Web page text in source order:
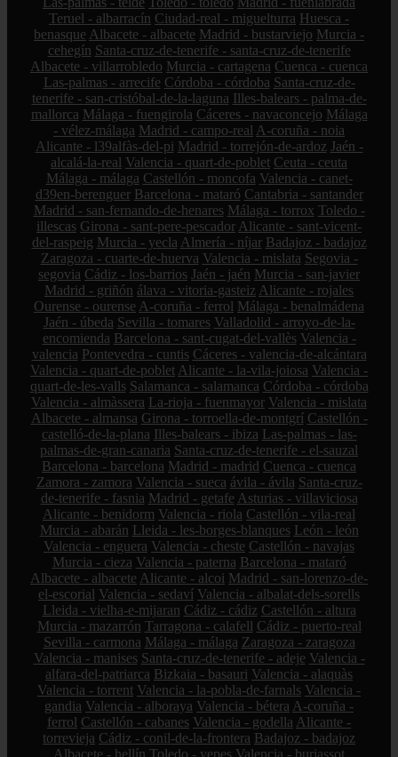
Teruel - albarracín Ciudad-real - miguelturra Huesca -
benasque Albacete - albacete Madrid - bustarviejo Murcia -
cehegín Santa-cruz-de-tenerife - santa-cruz-de-tenerife
Albacete - villarrobledo Murcia - cartagena Cuenca - cuenca
Las-palmas - arrecife Córdoba - córdoba Santa-cruz-de-
tenerife - san-cristóbal-de-la-laguna Illes-balears - palma-de-
mallorca Málaga - fuengirola Cáceres - navaconcejo Málaga
- vélez-málaga Madrid - campo-real A-coruña - noia
Alicante - l39alfàs-del-pi Madrid - torrejón-de-ardoz Jaén -
alcalá-la-real Valencia - quart-de-poblet Ceuta - ceuta
Málaga - málaga Castellón - moncofa Valencia - canet-
d39en-berenguer Barcelona - mataró Cantabria - santander
Madrid - san-fernando-de-henares Málaga - torrox Toledo -
illescas Girona - sant-pere-pescador Alicante - sant-vicent-
del-raspeig Murcia - yecla Almería - níjar Badajoz - badajoz
Zaragoza - cuarte-de-huerva Valencia - mislata Segovia -
segovia Cádiz - los-barrios Jaén - jaén Murcia - san-javier
Madrid - griñón álava - vitoria-gasteiz Alicante - rojales
Ourense - ourense A-coruña - ferrol Málaga - benalmádena
Jaén - úbeda Sevilla - tomares Valladolid - arroyo-de-la-
encomienda Barcelona - sant-cugat-del-vallès Valencia -
valencia Pontevedra - cuntis Cáceres - valencia-de-alcántara
Valencia - quart-de-poblet Alicante - la-vila-joiosa Valencia -
quart-de-les-valls Salamanca - salamanca Córdoba - córdoba
Valencia - almàssera La-rioja - fuenmayor Valencia - mislata
Albacete - almansa Girona - torroella-de-montgrí Castellón -
castelló-de-la-plana Illes-balears - ibiza Las-palmas - las-
palmas-de-gran-canaria Santa-cruz-de-tenerife - el-sauzal
Barcelona - barcelona Madrid - madrid Cuenca - cuenca
Zamora - zamora Valencia - sueca ávila - ávila Santa-cruz-
de-tenerife - fasnia Madrid - getafe Asturias - villaviciosa
Alicante - benidorm Valencia - riola Castellón - vila-real
Murcia - abarán Lleida - les-borges-blanques León - león
Valencia - enguera Valencia - cheste Castellón - navajas
Murcia - cieza Valencia - paterna Barcelona - mataró
Albacete - albacete Alicante - alcoi Madrid - san-lorenzo-de-
el-escorial Valencia - sedaví Valencia - albalat-dels-sorells
Lleida - vielha-e-mijaran Cádiz - cádiz Castellón - altura
Murcia - mazarrón Tarragona - calafell Cádiz - puerto-real
Sevilla - carmona Málaga - málaga Zaragoza - zaragoza
Valencia - manises Santa-cruz-de-tenerife - adeje Valencia -
alfara-del-patriarca Bizkaia - basauri Valencia - alaquàs
Valencia - torrent Valencia - la-pobla-de-farnals Valencia -
gandia Valencia - alboraya Valencia - bétera A-coruña -
ferrol Castellón - cabanes Valencia - godella Alicante -
torrevieja Cádiz - conil-de-la-frontera Badajoz - badajoz
Albacete - hellín Toledo - yepes Valencia - burjassot